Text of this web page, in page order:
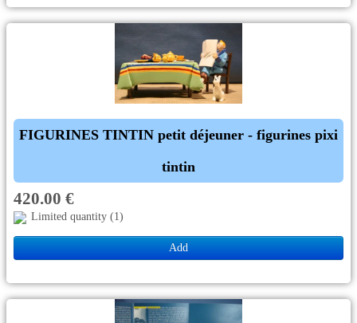
FIGURINES TINTIN petit déjeuner - figurines pixi
tintin
420.00 €
Limited quantity (1)
Add